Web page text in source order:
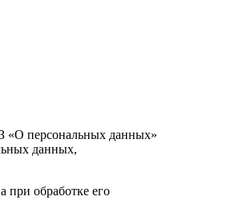
«О персональных данных»
данных,
при обработке его